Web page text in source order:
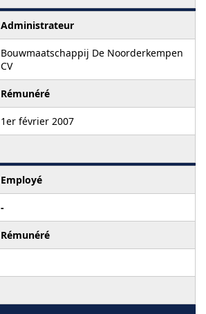
Administrateur
Bouwmaatschappij De Noorderkempen
CV
Rémunéré
1er février 2007
Employé
-
Rémunéré